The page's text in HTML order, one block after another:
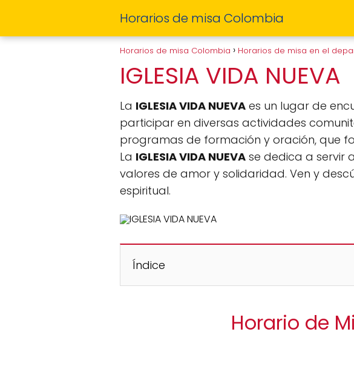
Horarios de misa Colombia
Horarios de misa Colombia Horarios de misa en el
IGLESIA VIDA NUEVA
La IGLESIA VIDA NUEVA es un lugar de
participar en diversas actividades
programas de formación y oración, que
La IGLESIA VIDA NUEVA se dedica a servir
valores de amor y solidaridad. Ven y
espiritual.
Índice
Horario de